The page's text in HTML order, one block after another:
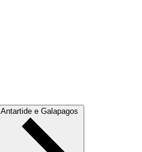
Antartide e Galapagos